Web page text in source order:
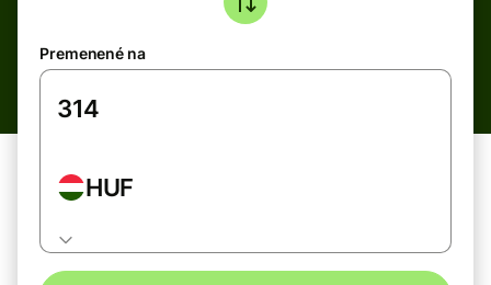
Premenené na
HUF